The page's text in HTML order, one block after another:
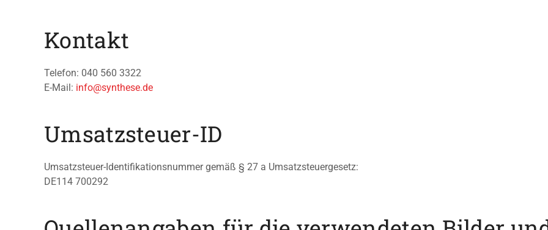
Kontakt
Telefon: 040 560 3322
E-Mail: info@synthese.de
Umsatzsteuer-ID
Umsatzsteuer-Identifikationsnummer gemäß § 27 a Umsatzsteuergesetz:
DE114 700292